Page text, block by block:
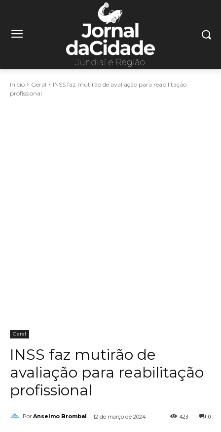
Início Geral
INSS faz mutirão de avaliação para reabilitação
profissional
Geral
INSS faz mutirão de
avaliação para reabilitação
profissional
Por Anselmo Brombal 12 de março de 2024 0
423